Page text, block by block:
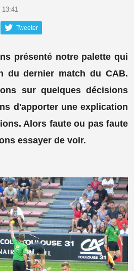
13:41
Tweeter
présenté notre palette qui
du dernier match du CAB.
sur quelques décisions
d'apporter une explication
Alors faute ou pas faute
essayer de voir.